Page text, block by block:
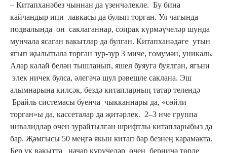
– Китапханәбез чыннан да үзенчәлекле. Бу бина
кайчандыр ипи лавкасы да булып торган. Ул чагында
подвалында он саклаганнар, соңрак күрмәүчеләр шунда
мунчала ясаган вакытлар да булган. Китапханәдәге утын
ягып җылытыла торган зур-зур 3 миче, гомумән, уникаль.
Алар калай белән тышланып, яшел буяуга буялган, ягъни
элек ничек булса, әлегәчә шул рәвешле саклана. Эш
алымнарына килсәк, бездә китапларның татар телендә
Брайль системасы буенча чыкканнары да, «сөйли
торган»ы да, кассеталар да җитәрлек. 2–3 нче группа
инвалидлар өчен зурайтылган шрифтлы китапларыбыз да
бар. Җәмгысы 50 меңгә якын китап бар безнең карамакта.
Бер үк вакытта начар күрүчеләр өчен берничә төрле